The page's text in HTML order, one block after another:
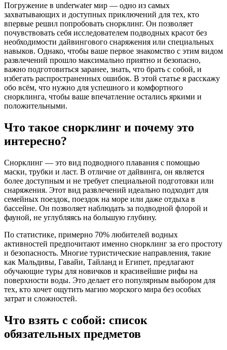
Погружение в underwater мир — одно из самых
захватывающих и доступных приключений для тех, кто
впервые решил попробовать снорклинг. Он позволяет
почувствовать себя исследователем подводных красот без
необходимости дайвингового снаряжения или специальных
навыков. Однако, чтобы ваше первое знакомство с этим видом
развлечений прошло максимально приятно и безопасно,
важно подготовиться заранее, знать, что брать с собой, и
избегать распространенных ошибок. В этой статье я расскажу
обо всём, что нужно для успешного и комфортного
снорклинга, чтобы ваше впечатление остались яркими и
положительными.
Что такое снорклинг и почему это
интересно?
Снорклинг — это вид подводного плавания с помощью
маски, трубки и ласт. В отличие от дайвинга, он является
более доступным и не требует специальной подготовки или
снаряжения. Этот вид развлечений идеально подходит для
семейных поездок, поездок на море или даже отдыха в
бассейне. Он позволяет наблюдать за подводной флорой и
фауной, не углубляясь на большую глубину.
По статистике, примерно 70% любителей водных
активностей предпочитают именно снорклинг за его простоту
и безопасность. Многие туристические направления, такие
как Мальдивы, Гавайи, Тайланд и Египет, предлагают
обучающие туры для новичков и красивейшие рифы на
поверхности воды. Это делает его популярным выбором для
тех, кто хочет ощутить магию морского мира без особых
затрат и сложностей.
Что взять с собой: список
обязательных предметов